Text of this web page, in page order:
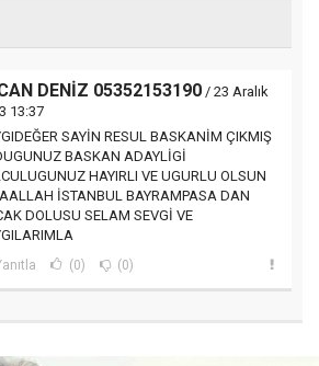
DENİZ 05352153190 / 23 Aralık
13:37
SAYİN RESUL BASKANİM ÇIKMIŞ
BASKAN ADAYLİGİ
HAYIRLI VE UGURLU OLSUN
İSTANBUL BAYRAMPASA DAN
DOLUSU SELAM SEVGİ VE
(0) (0)